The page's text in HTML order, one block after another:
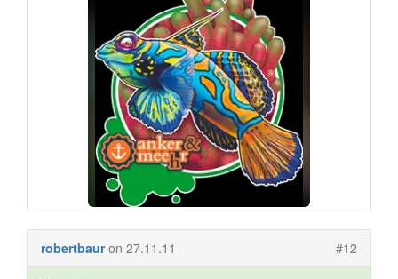
robertbaur on 27.11.11 #12